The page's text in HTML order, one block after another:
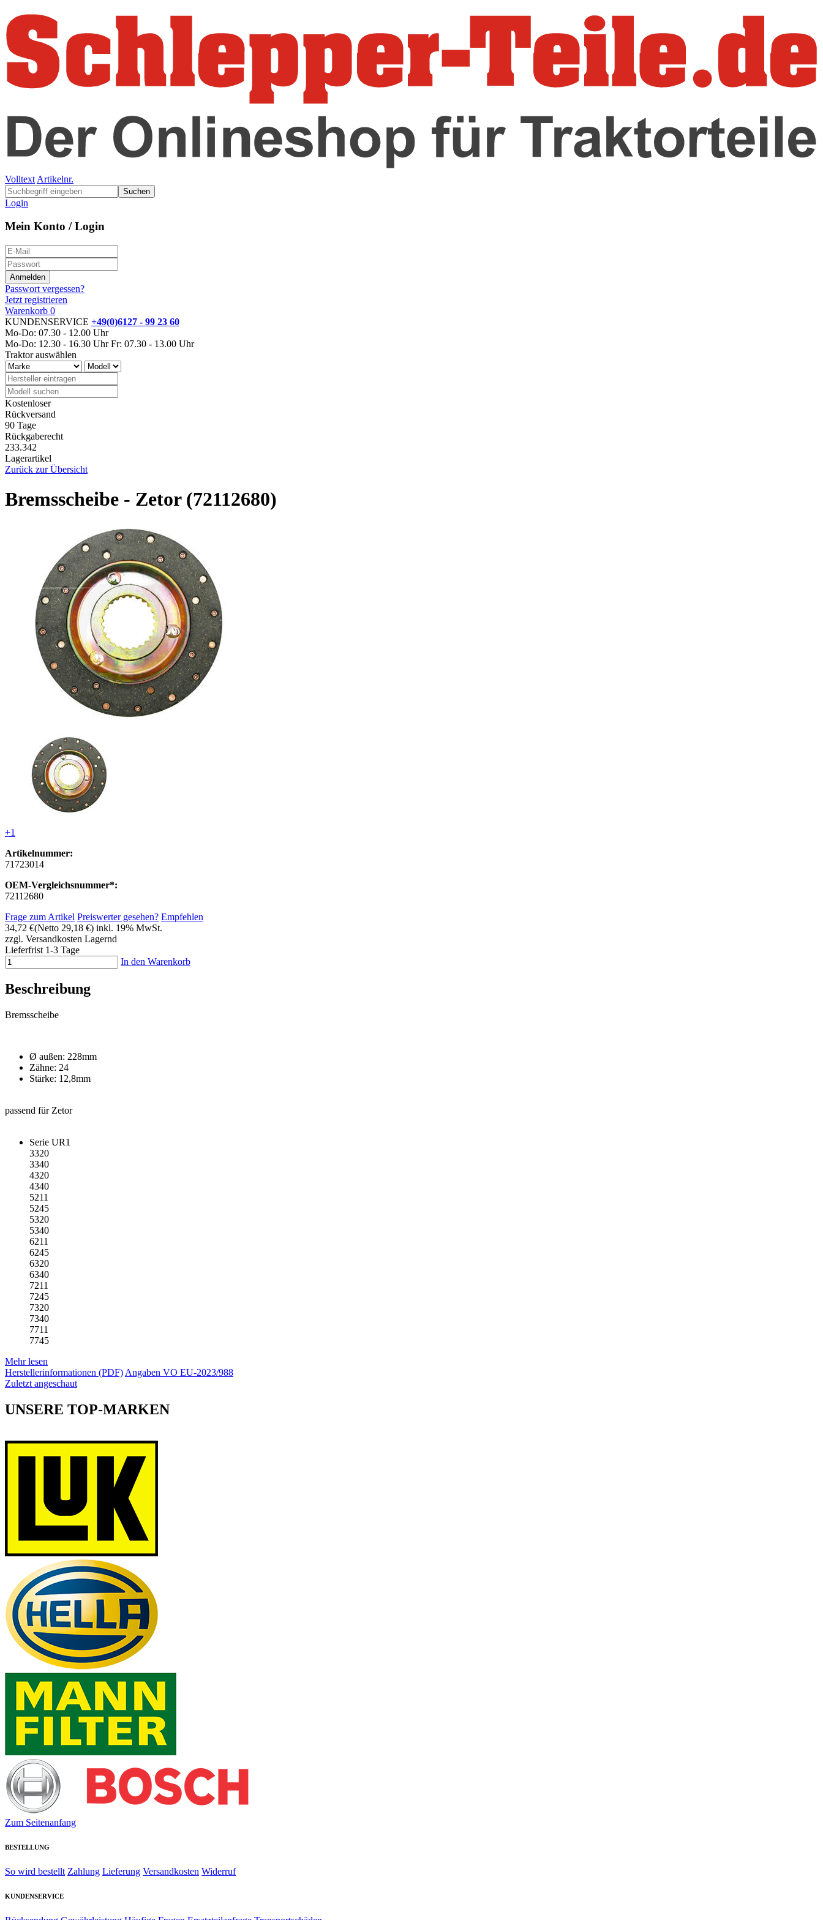
Volltext Artikelnr.
Suchen
Login
Mein Konto / Login
Passwort vergessen?
Jetzt registrieren
Warenkorb 0
KUNDENSERVICE +49(0)6127 - 99 23 60
Mo-Do: 07.30 - 12.00 Uhr
Mo-Do: 12.30 - 16.30 Uhr Fr: 07.30 - 13.00 Uhr
Traktor auswählen
Kostenloser
Rückversand
90 Tage
Rückgaberecht
233.342
Lagerartikel
Zurück zur Übersicht
Bremsscheibe - Zetor (72112680)
+1
Artikelnummer:
71723014
OEM-Vergleichsnummer*:
72112680
Frage zum Artikel Preiswerter gesehen? Empfehlen
34,72 €(Netto 29,18 €) inkl. 19% MwSt.
zzgl. Versandkosten Lagernd
Lieferfrist 1-3 Tage
In den Warenkorb
Beschreibung
Bremsscheibe
Ø außen: 228mm
Zähne: 24
Stärke: 12,8mm
passend für Zetor
Serie UR1
3320
3340
4320
4340
5211
5245
5320
5340
6211
6245
6320
6340
7211
7245
7320
7340
7711
7745
Mehr lesen
Herstellerinformationen (PDF) Angaben VO EU-2023/988
Zuletzt angeschaut
UNSERE TOP-MARKEN
Zum Seitenanfang
BESTELLUNG
So wird bestellt Zahlung Lieferung Versandkosten Widerruf
KUNDENSERVICE